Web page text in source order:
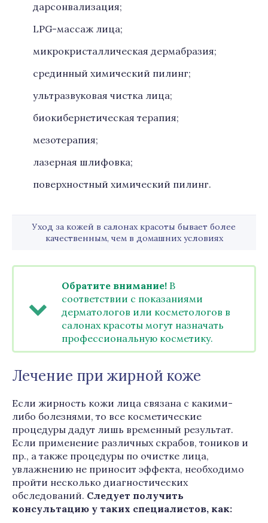
дарсонвализация;
LPG-массаж лица;
микрокристаллическая дермабразия;
срединный химический пилинг;
ультразвуковая чистка лица;
биокибернетическая терапия;
мезотерапия;
лазерная шлифовка;
поверхностный химический пилинг.
Уход за кожей в салонах красоты бывает более
качественным, чем в домашних условиях
Обратите внимание! В
соответствии с показаниями
дерматологов или косметологов в
салонах красоты могут назначать
профессиональную косметику.
Лечение при жирной коже
Если жирность кожи лица связана с какими-
либо болезнями, то все косметические
процедуры дадут лишь временный результат.
Если применение различных скрабов, тоников и
пр., а также процедуры по очистке лица,
увлажнению не приносит эффекта, необходимо
пройти несколько диагностических
обследований. Следует получить
консультацию у таких специалистов, как: